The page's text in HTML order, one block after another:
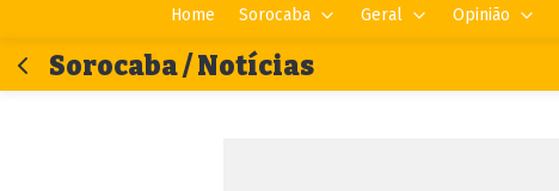
Home Sorocaba Geral Opinião
Sorocaba / Notícias